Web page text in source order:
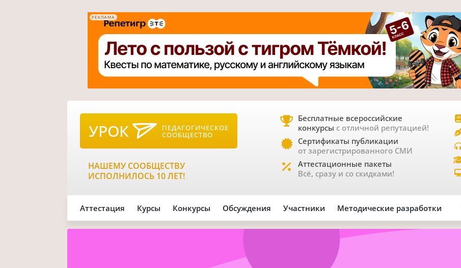
РЕКЛАМА
УРОК ПЕДАГОГИЧЕСКОЕ
СООБЩЕСТВО
НАШЕМУ СООБЩЕСТВУ
ИСПОЛНИЛОСЬ 10 ЛЕТ!
Бесплатные всероссийские
конкурсы с отличной репутацией!
Сертификаты публикации
от зарегистрированного СМИ
Аттестационные пакеты
Всё, сразу и со скидками!
Аттестация Курсы Конкурсы Обсуждения Участники Методические разработки